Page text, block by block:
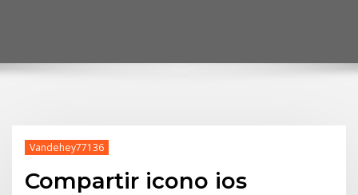
Vandehey77136
Compartir icono ios